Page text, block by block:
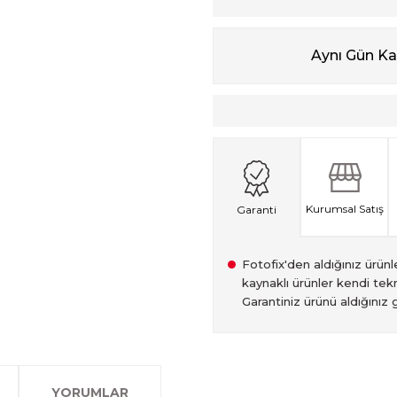
Aynı Gün
Garanti Kurumsal Satış
Fotofix'den aldığınız
kaynaklı ürünler kendi
Garantiniz ürünü
YORUMLAR